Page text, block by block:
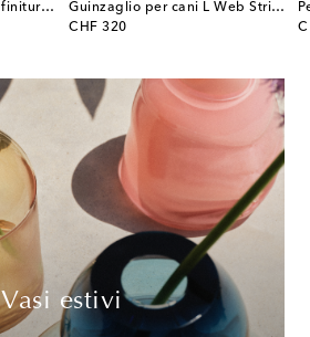
Guinzaglio per cani con finiture in pelle GG
Guinzaglio per cani L Web Stripe
CHF 320
original price
Vasi estivi